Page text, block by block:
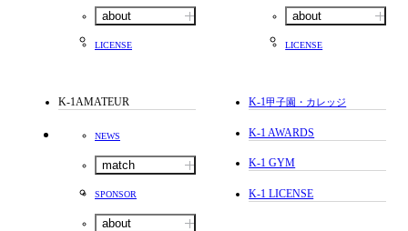
about
LICENSE
about
LICENSE
K-1AMATEUR
NEWS
match
SPONSOR
about
K-1甲子園・カレッジ
K-1 AWARDS
K-1 GYM
K-1 LICENSE